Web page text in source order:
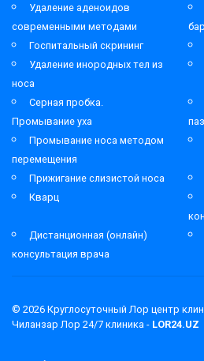
Удаление аденоидов
современными методами
Госпитальный скрининг
Удаление инородных тел из
носа
Серная пробка.
Промывание уха
Промывание носа методом
перемещения
Прижигание слизистой носа
Кварц
Дистанционная (онлайн)
консультация врача
© 2026 Круглосуточный Лор центр
Чиланзар Лор 24/7 клиника - LOR24.UZ